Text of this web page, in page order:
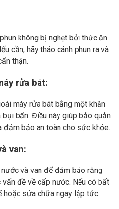
không bị nghẹt bởi thức ăn
cần, hãy tháo cánh phun ra và
thận.
rửa bát:
máy rửa bát bằng một khăn
bẩn. Điều này giúp bảo quản
đảm bảo an toàn cho sức khỏe.
van:
và van để đảm bảo rằng
đề về cấp nước. Nếu có bất
hoặc sửa chữa ngay lập tức.